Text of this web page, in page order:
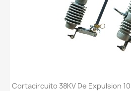
Cortacircuito 38KV De Expulsion